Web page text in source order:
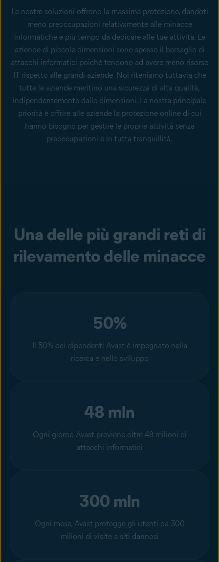
Le nostre soluzioni offrono la massima protezione, dandoti
meno preoccupazioni relativamente alle minacce
informatiche e più tempo da dedicare alle tue attività. Le
aziende di piccole dimensioni sono spesso il bersaglio di
attacchi informatici poiché tendono ad avere meno risorse
IT rispetto alle grandi aziende. Noi riteniamo tuttavia che
tutte le aziende meritino una sicurezza di alta qualità,
indipendentemente dalle dimensioni. La nostra principale
priorità è offrire alle aziende la protezione online di cui
hanno bisogno per gestire le proprie attività senza
preoccupazioni e in tutta tranquillità.
Una delle più grandi reti di
rilevamento delle minacce
50%
Il 50% dei dipendenti Avast è impegnato nella
ricerca e nello sviluppo
48 mln
Ogni giorno Avast previene oltre 48 milioni di
attacchi informatici
300 mln
Ogni mese, Avast protegge gli utenti da 300
milioni di visite a siti dannosi